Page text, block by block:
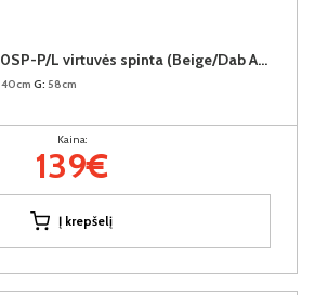
LANGEN BEIGE D40SP-P/L virtuvės spinta (Beige/Dab Artisan)
40cm G: 58cm
Kaina:
139€
Į krepšelį